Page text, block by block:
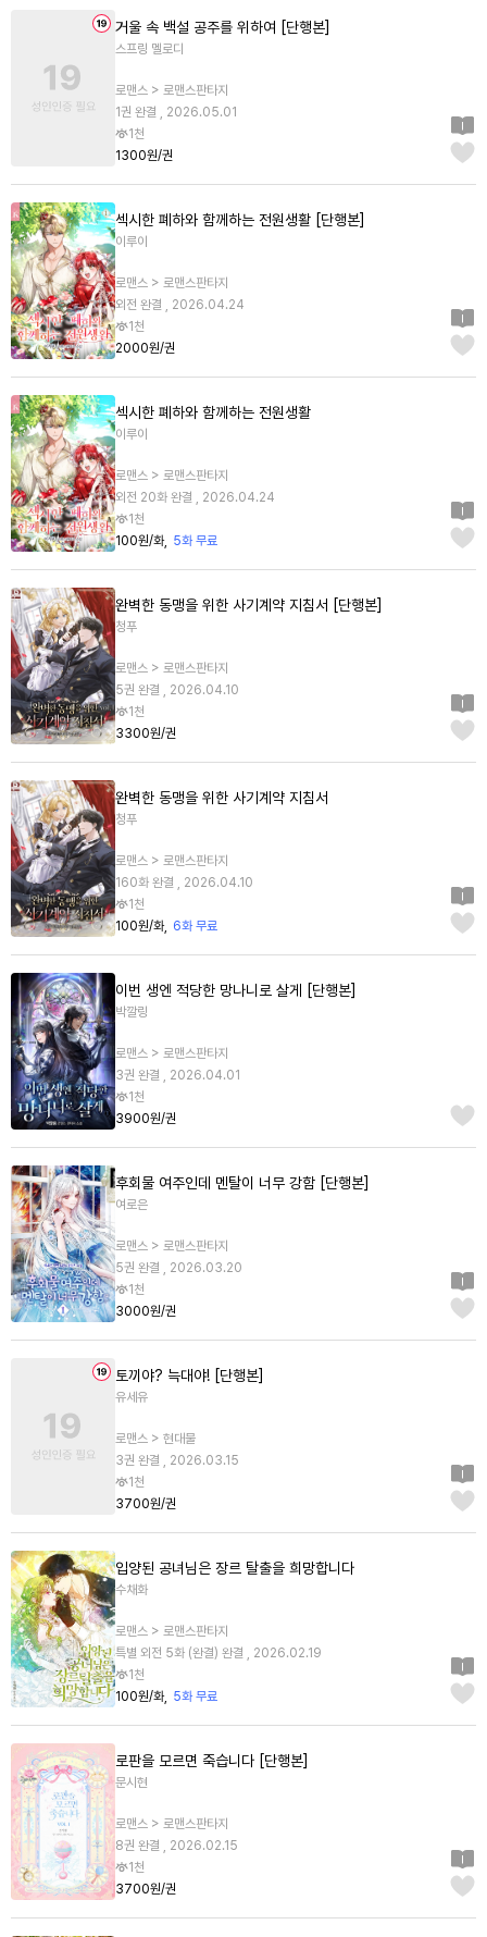
거울 속 백설 공주를 위하여 [단행본]
스프링 멜로디
로맨스 > 로맨스판타지
1권 완결 , 2026.05.01
1천
1300원/권
섹시한 폐하와 함께하는 전원생활 [단행본]
이루이
로맨스 > 로맨스판타지
외전 완결 , 2026.04.24
1천
2000원/권
섹시한 폐하와 함께하는 전원생활
이루이
로맨스 > 로맨스판타지
외전 20화 완결 , 2026.04.24
1천
100원/화
5화 무료
완벽한 동맹을 위한 사기계약 지침서 [단행본]
청푸
로맨스 > 로맨스판타지
5권 완결 , 2026.04.10
1천
3300원/권
완벽한 동맹을 위한 사기계약 지침서
청푸
로맨스 > 로맨스판타지
160화 완결 , 2026.04.10
1천
100원/화
6화 무료
이번 생엔 적당한 망나니로 살게 [단행본]
박깔링
로맨스 > 로맨스판타지
3권 완결 , 2026.04.01
1천
3900원/권
후회물 여주인데 멘탈이 너무 강함 [단행본]
여로은
로맨스 > 로맨스판타지
5권 완결 , 2026.03.20
1천
3000원/권
토끼야? 늑대야! [단행본]
유세유
로맨스 > 현대물
3권 완결 , 2026.03.15
1천
3700원/권
입양된 공녀님은 장르 탈출을 희망합니다
수채화
로맨스 > 로맨스판타지
특별 외전 5화 (완결) 완결 , 2026.02.19
1천
100원/화
5화 무료
로판을 모르면 죽습니다 [단행본]
문시현
로맨스 > 로맨스판타지
8권 완결 , 2026.02.15
1천
3700원/권